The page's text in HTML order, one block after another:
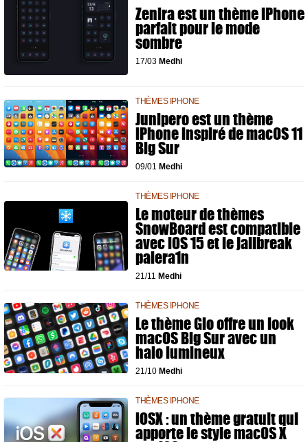
Zenira est un thème iPhone
parfait pour le mode
sombre
17/03 Medhi
THÈMES IPHONE
Junipero est un thème
iPhone inspiré de macOS 11
Big Sur
09/01 Medhi
THÈMES IPHONE
Le moteur de thèmes
SnowBoard est compatible
avec iOS 15 et le jailbreak
palera1n
21/11 Medhi
THÈMES IPHONE
Le thème Glo offre un look
macOS Big Sur avec un
halo lumineux
21/10 Medhi
THÈMES IPHONE
iOSX : un thème gratuit qui
apporte le style macOS X